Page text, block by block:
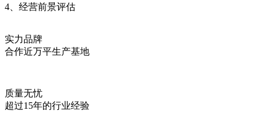
4、经营前景评估
实力品牌
合作近万平生产基地
质量无忧
超过15年的行业经验